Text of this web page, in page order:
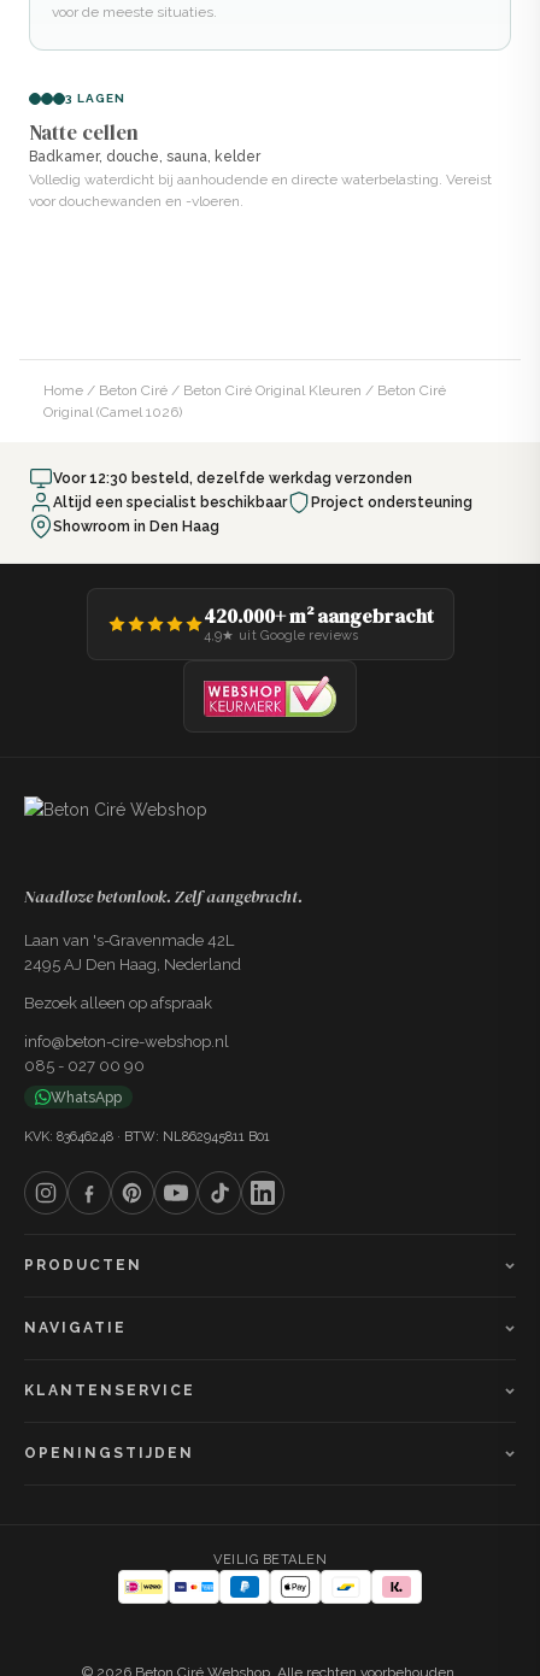
voor de meeste situaties.
3 LAGEN
Natte cellen
Badkamer, douche, sauna, kelder
Volledig waterdicht bij aanhoudende en directe waterbelasting. Vereist
voor douchewanden en -vloeren.
Home / Beton Ciré / Beton Ciré Original Kleuren / Beton Ciré
Original (Camel 1026)
tape, 2x verfbak, vachtroller
Voor 12:30 besteld, dezelfde werkdag verzonden
Altijd een specialist beschikbaar
Project ondersteuning
Showroom in Den Haag
420.000+ m² aangebracht
4,9★ uit Google reviews
Naadloze betonlook. Zelf aangebracht.
Laan van 's-Gravenmade 42L
2495 AJ Den Haag, Nederland
Bezoek alleen op afspraak
info@beton-cire-webshop.nl
085 - 027 00 90
WhatsApp
KVK: 83646248 · BTW: NL862945811 B01
PRODUCTEN
NAVIGATIE
KLANTENSERVICE
OPENINGSTIJDEN
VEILIG BETALEN
© 2026 Beton Ciré Webshop. Alle rechten voorbehouden.